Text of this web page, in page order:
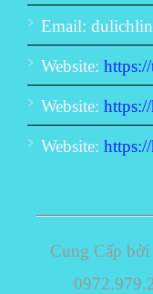
Email:
Website:
Website:
Website:
Cung Cấp